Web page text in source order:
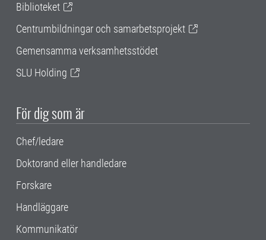
Biblioteket
Centrumbildningar och samarbetsprojekt
Gemensamma verksamhetsstödet
SLU Holding
För dig som är
Chef/ledare
Doktorand eller handledare
Forskare
Handläggare
Kommunikatör